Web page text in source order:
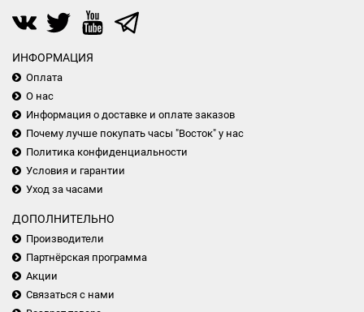
ИНФОРМАЦИЯ
Оплата
О нас
Информация о доставке и оплате заказов
Почему лучше покупать часы "Восток" у нас
Политика конфиденциальности
Условия и гарантии
Уход за часами
ДОПОЛНИТЕЛЬНО
Производители
Партнёрская программа
Акции
Связаться с нами